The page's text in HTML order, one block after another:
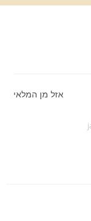
אזל מן המלאי